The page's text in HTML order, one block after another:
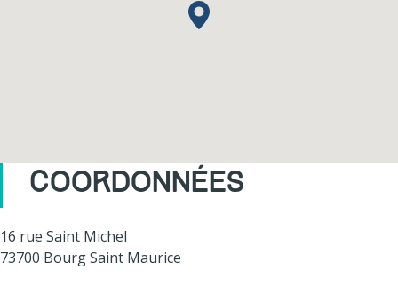
COORDONNÉES
16 rue Saint Michel
73700 Bourg Saint Maurice